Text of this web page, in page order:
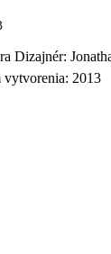
Dizajnér:
2013